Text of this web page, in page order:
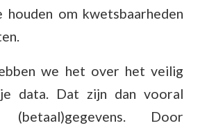
om kwetsbaarheden
we het over het veilig
data. Dat zijn dan vooral
(betaal)gegevens. Door